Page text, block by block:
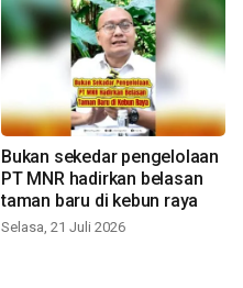
Bukan sekedar pengelolaan
PT MNR hadirkan belasan
taman baru di kebun raya
Selasa, 21 Juli 2026